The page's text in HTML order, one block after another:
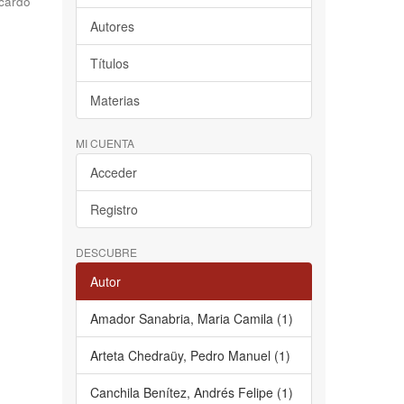
Autores
Títulos
Materias
MI CUENTA
Acceder
Registro
DESCUBRE
Autor
Amador Sanabria, Maria Camila (1)
Arteta Chedraüy, Pedro Manuel (1)
Canchila Benítez, Andrés Felipe (1)